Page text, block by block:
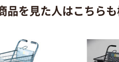
品を見た人はこちら